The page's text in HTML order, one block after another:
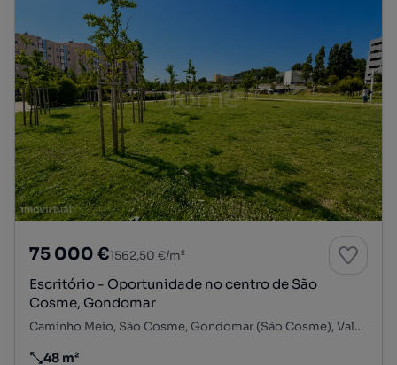
75 000 €1562,50 €/m²
Escritório - Oportunidade no centro de São
Cosme, Gondomar
Caminho Meio, São Cosme, Gondomar (São Cosme), Valbom e Jovim, Gondomar, Porto
48 m²